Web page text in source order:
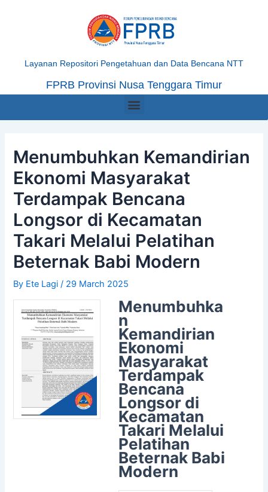
Layanan Repositori Pengetahuan dan Data Bencana NTT
FPRB Provinsi Nusa Tenggara Timur
Menu
Menumbuhkan Kemandirian
Ekonomi Masyarakat
Terdampak Bencana
Longsor di Kecamatan
Takari Melalui Pelatihan
Beternak Babi Modern
By Ete Lagi/ 29 March 2025
Menumbuhka
n
Kemandirian
Ekonomi
Masyarakat
Terdampak
Bencana
Longsor di
Kecamatan
Takari Melalui
Pelatihan
Beternak Babi
Modern